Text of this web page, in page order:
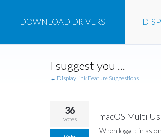
DOWNLOAD DRIVERS
I suggest you ...
← DisplayLink Feature Suggestions
macOS Multi
When logged in as
36
votes